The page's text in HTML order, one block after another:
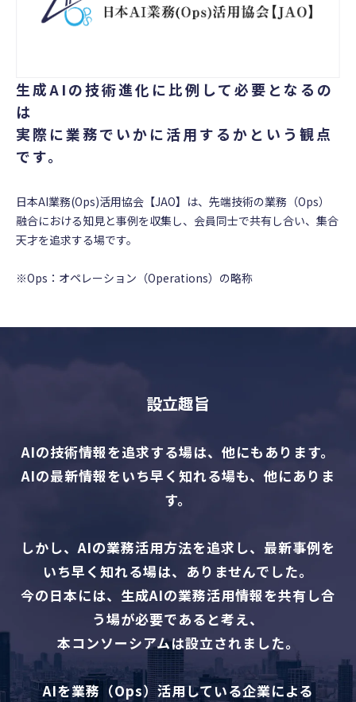
生成AIの技術進化に比例して必要となるの
は
実際に業務でいかに活用するかという観点
です。
日本AI業務(Ops)活用協会【JAO】は、先端技術の業務（Ops）
融合における知見と事例を収集し、会員同士で共有し合い、集合
天才を追求する場です。
※Ops：オペレーション（Operations）の略称
設立趣旨
AIの技術情報を追求する場は、他にもあります。
AIの最新情報をいち早く知れる場も、他にありま
す。
しかし、AIの業務活用方法を追求し、最新事例を
いち早く知れる場は、ありませんでした。
今の日本には、生成AIの業務活用情報を共有し合
う場が必要であると考え、
本コンソーシアムは設立されました。
AIを業務（Ops）活用している企業による